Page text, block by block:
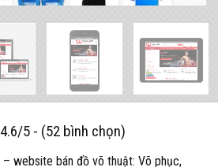
4.6/5 - (52 bình chọn)
– website bán đồ võ thuật: Võ phục,